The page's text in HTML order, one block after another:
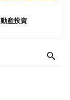
産投資